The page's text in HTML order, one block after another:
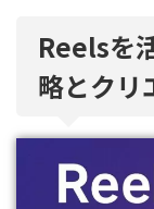
Reelsを
略とクリ